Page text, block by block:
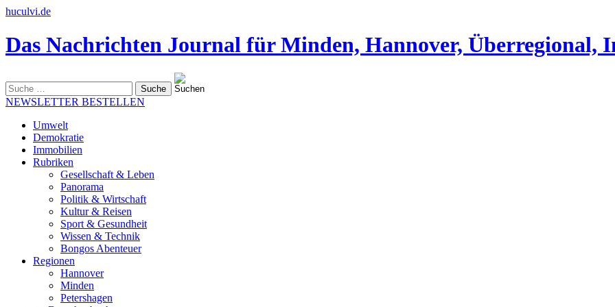
huculvi.de
Das Nachrichten Journal für Minden, Hannover, Überregional,
nach:
NEWSLETTER BESTELLEN
Umwelt
Demokratie
Immobilien
Rubriken
Gesellschaft & Leben
Panorama
Politik & Wirtschaft
Kultur & Reisen
Sport & Gesundheit
Wissen & Technik
Bongos Abenteuer
Regionen
Hannover
Minden
Petershagen